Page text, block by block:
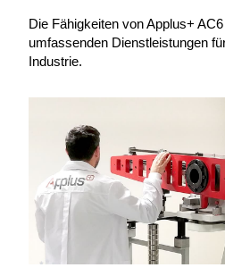
Die Fähigkeiten von Applus+
umfassenden Dienstleistungen
Industrie.